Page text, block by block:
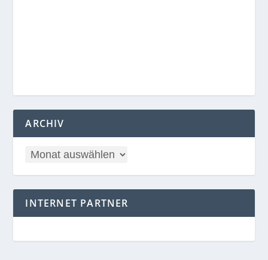
ARCHIV
INTERNET PARTNER